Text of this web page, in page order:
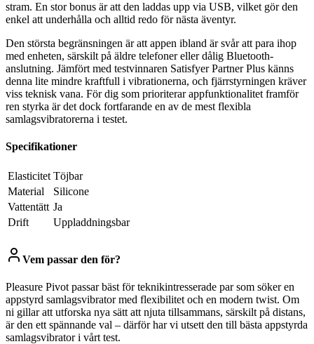
stram. En stor bonus är att den laddas upp via USB, vilket gör den
enkel att underhålla och alltid redo för nästa äventyr.
Den största begränsningen är att appen ibland är svår att para ihop
med enheten, särskilt på äldre telefoner eller dålig Bluetooth-
anslutning. Jämfört med testvinnaren Satisfyer Partner Plus känns
denna lite mindre kraftfull i vibrationerna, och fjärrstyrningen kräver
viss teknisk vana. För dig som prioriterar appfunktionalitet framför
ren styrka är det dock fortfarande en av de mest flexibla
samlagsvibratorerna i testet.
Specifikationer
Elasticitet Töjbar
Material
Silicone
Vattentätt Ja
Drift
Uppladdningsbar
Vem passar den för?
Pleasure Pivot passar bäst för teknikintresserade par som söker en
appstyrd samlagsvibrator med flexibilitet och en modern twist. Om
ni gillar att utforska nya sätt att njuta tillsammans, särskilt på distans,
är den ett spännande val – därför har vi utsett den till bästa appstyrda
samlagsvibrator i vårt test.